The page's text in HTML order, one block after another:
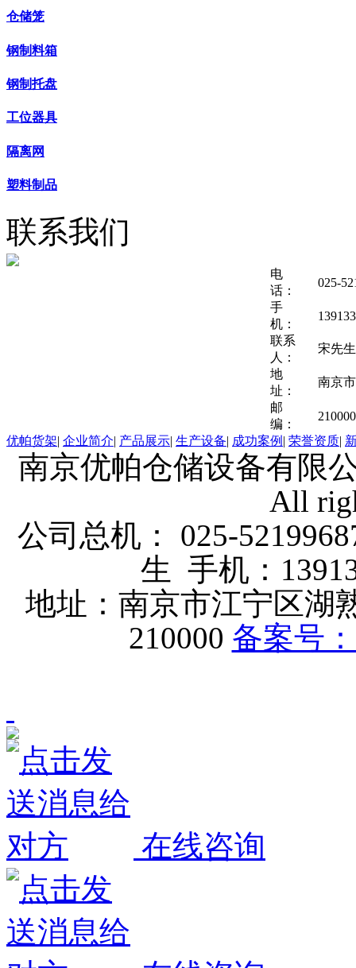
仓储笼
钢制料箱
钢制托盘
工位器具
隔离网
塑料制品
联系我们
电
话：
025-
手
机：
联系
人：
宋先生
地
址：
南京
邮
编：
210000
优帕货架| 企业简介| 产品展示| 生产设备| 成功案例 | 荣誉资质|
南京优帕仓储设备有限
All
公司总机： 025-
生 手机：
地址：南京市江宁区湖
210000 备案号
在线咨询